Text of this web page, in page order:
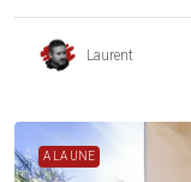
Laurent
A LA UNE